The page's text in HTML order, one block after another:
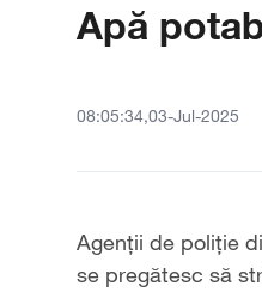
Apă
08:05:34,03-Jul-2025
Agenții de poliție
se pregătesc să